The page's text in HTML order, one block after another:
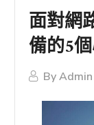
面對網
備的5
ByAdmin